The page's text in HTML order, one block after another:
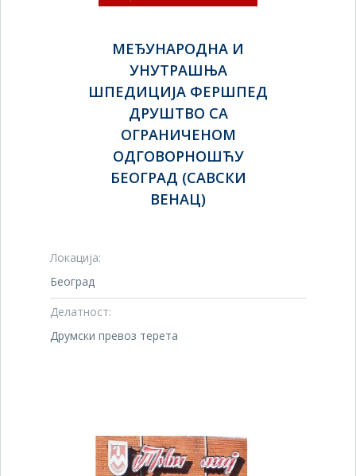
МЕЂУНАРОДНА И
УНУТРАШЊА
ШПЕДИЦИЈА ФЕРШПЕД
ДРУШТВО СА
ОГРАНИЧЕНОМ
ОДГОВОРНОШЋУ
БЕОГРАД (САВСКИ
ВЕНАЦ)
Локација:
Београд
Делатност:
Друмски превоз терета